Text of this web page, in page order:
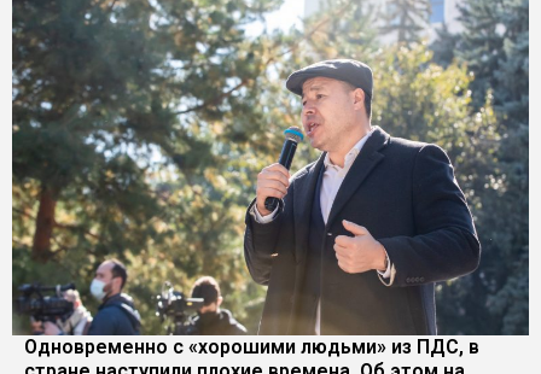
Одновременно с «хорошими людьми» из ПДС, в